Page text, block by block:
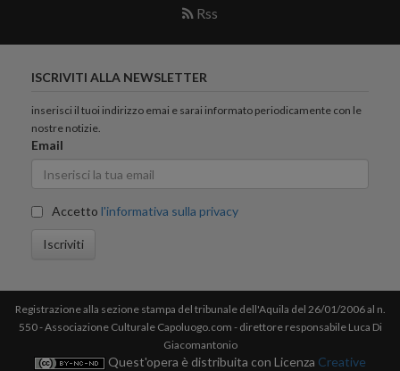
Rss
ISCRIVITI ALLA NEWSLETTER
inserisci il tuoi indirizzo emai e sarai informato periodicamente con le
nostre notizie.
Email
Accetto l'informativa sulla privacy
Iscriviti
Registrazione alla sezione stampa del tribunale dell'Aquila del 26/01/2006 al n.
550 - Associazione Culturale Capoluogo.com - direttore responsabile Luca Di
Giacomantonio
Quest'opera è distribuita con Licenza Creative